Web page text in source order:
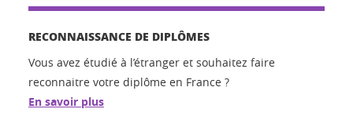
RECONNAISSANCE DE DIPLÔMES
Vous avez étudié à l’étranger et souhaitez faire
reconnaitre votre diplôme en France ?
En savoir plus